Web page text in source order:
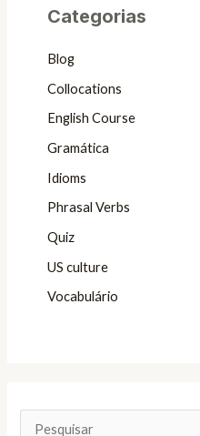
Categorias
Blog
Collocations
English Course
Gramática
Idioms
Phrasal Verbs
Quiz
US culture
Vocabulário